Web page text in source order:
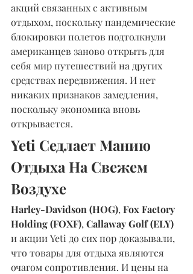
акций связанных с активным
отдыхом, поскольку пандемические
блокировки полетов подтолкнули
американцев заново открыть для
себя мир путешествий на других
средствах передвижения. И нет
никаких признаков замедления,
поскольку экономика вновь
открывается.
Yeti Седлает Манию
Отдыха На Свежем
Воздухе
Harley-Davidson (HOG), Fox Factory
Holding (FOXF), Callaway Golf (ELY)
и акции Yeti до сих пор доказывали,
что товары для отдыха являются
очагом сопротивления. И цены на